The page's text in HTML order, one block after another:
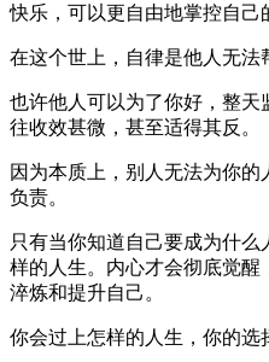
快乐，可以更自由地掌控自己
在这个世上，自律是他人无法
也许他人可以为了你好，整
往收效甚微，甚至适得其反。
因为本质上，别人无法为你
负责。
只有当你知道自己要成为什
样的人生。内心才会彻底觉
淬炼和提升自己。
你会过上怎样的人生，你的选